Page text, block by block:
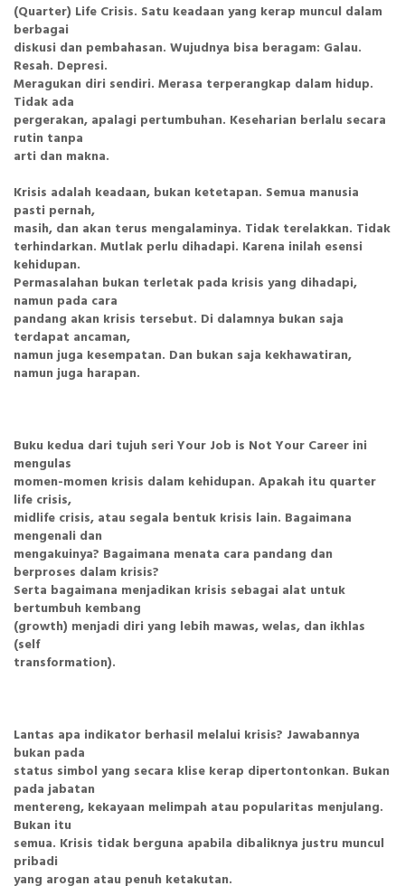
(Quarter) Life Crisis. Satu keadaan yang kerap muncul dalam
berbagai
diskusi dan pembahasan. Wujudnya bisa beragam: Galau.
Resah. Depresi.
Meragukan diri sendiri. Merasa terperangkap dalam hidup.
Tidak ada
pergerakan, apalagi pertumbuhan. Keseharian berlalu secara
rutin tanpa
arti dan makna.
Krisis adalah keadaan, bukan ketetapan. Semua manusia
pasti pernah,
masih, dan akan terus mengalaminya. Tidak terelakkan. Tidak
terhindarkan. Mutlak perlu dihadapi. Karena inilah esensi
kehidupan.
Permasalahan bukan terletak pada krisis yang dihadapi,
namun pada cara
pandang akan krisis tersebut. Di dalamnya bukan saja
terdapat ancaman,
namun juga kesempatan. Dan bukan saja kekhawatiran,
namun juga harapan.
Buku kedua dari tujuh seri Your Job is Not Your Career ini
mengulas
momen-momen krisis dalam kehidupan. Apakah itu quarter
life crisis,
midlife crisis, atau segala bentuk krisis lain. Bagaimana
mengenali dan
mengakuinya? Bagaimana menata cara pandang dan
berproses dalam krisis?
Serta bagaimana menjadikan krisis sebagai alat untuk
bertumbuh kembang
(growth) menjadi diri yang lebih mawas, welas, dan ikhlas
(self
transformation).
Lantas apa indikator berhasil melalui krisis? Jawabannya
bukan pada
status simbol yang secara klise kerap dipertontonkan. Bukan
pada jabatan
mentereng, kekayaan melimpah atau popularitas menjulang.
Bukan itu
semua. Krisis tidak berguna apabila dibaliknya justru muncul
pribadi
yang arogan atau penuh ketakutan.